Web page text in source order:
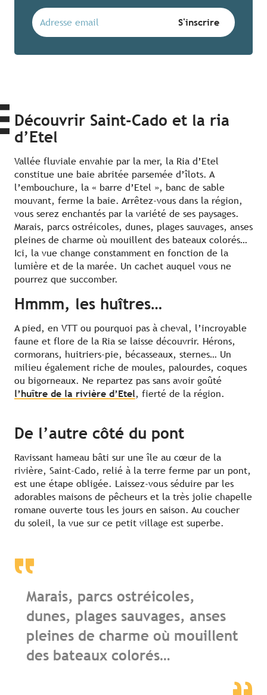
Découvrir Saint-Cado et la ria
d’Etel
Vallée fluviale envahie par la mer, la Ria d’Etel
constitue une baie abritée parsemée d’îlots. A
l’embouchure, la « barre d’Etel », banc de sable
mouvant, ferme la baie. Arrêtez-vous dans la région,
vous serez enchantés par la variété de ses paysages.
Marais, parcs ostréicoles, dunes, plages sauvages, anses
pleines de charme où mouillent des bateaux colorés…
Ici, la vue change constamment en fonction de la
lumière et de la marée. Un cachet auquel vous ne
pourrez que succomber.
Hmmm, les huîtres…
A pied, en VTT ou pourquoi pas à cheval, l’incroyable
faune et flore de la Ria se laisse découvrir. Hérons,
cormorans, huitriers-pie, bécasseaux, sternes… Un
milieu également riche de moules, palourdes, coques
ou bigorneaux. Ne repartez pas sans avoir goûté
l’huître de la rivière d’Etel, fierté de la région.
De l’autre côté du pont
Ravissant hameau bâti sur une île au cœur de la
rivière, Saint-Cado, relié à la terre ferme par un pont,
est une étape obligée. Laissez-vous séduire par les
adorables maisons de pêcheurs et la très jolie chapelle
romane ouverte tous les jours en saison. Au coucher
du soleil, la vue sur ce petit village est superbe.
Marais, parcs ostréicoles,
dunes, plages sauvages, anses
pleines de charme où mouillent
des bateaux colorés…